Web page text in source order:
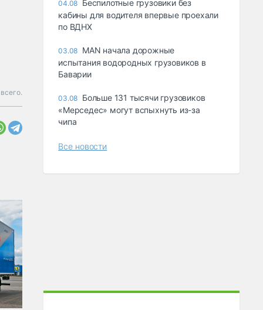
04.08 Беспилотные грузовики без
кабины для водителя впервые проехали
по ВДНХ
03.08 MAN начала дорожные
испытания водородных грузовиков в
Баварии
03.08 Больше 131 тысячи грузовиков
«Мерседес» могут вспыхнуть из-за
чипа
Все новости